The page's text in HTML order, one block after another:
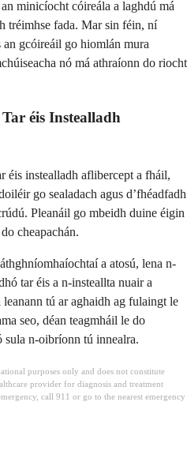
minicíocht cóireála a laghdú má
tréimhse fada. Mar sin féin, ní
gcóireáil go hiomlán mura
nó má athraíonn do riocht
éis Instealladh
instealladh aflibercept a fháil,
go sealadach agus d’fhéadfadh
Pleanáil go mbeidh duine éigin
cheapachán.
a atosú, lena n-
tar éis a n-insteallta nuair a
tú ar aghaidh ag fulaingt le
seo, déan teagmháil le do
sula n-oibríonn tú innealra.
purposes only and does not constitute
provider for diagnosis and treatment
call 911 or go to the nearest emergency